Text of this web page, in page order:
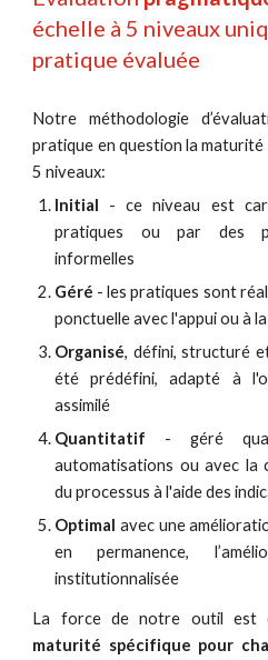
échelle à 5 niveaux
pratique évaluée
Notre méthodologie
pratique en question la
5 niveaux:
Initial - ce niveau est
pratiques ou par des
informelles
Géré - les pratiques sont
ponctuelle avec l'appui ou à
Organisé, défini, structuré
été prédéfini, adapté à
assimilé
Quantitatif - géré
automatisations ou avec
du processus à l'aide des
Optimalavec une
en permanence,
institutionnalisée
La force de notre outil est
maturité spécifique pour